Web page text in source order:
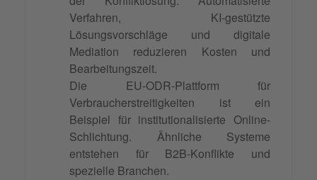
Verfahren, KI-gestützte
Lösungsvorschläge und digitale
Mediation reduzieren Kosten und
Bearbeitungszeit.
Die EU-ODR-Plattform für
Verbraucherstreitigkeiten ist ein
Beispiel für institutionalisierte Online-
Schlichtung. Ähnliche Systeme
entstehen für B2B-Konflikte und
spezielle Branchen.